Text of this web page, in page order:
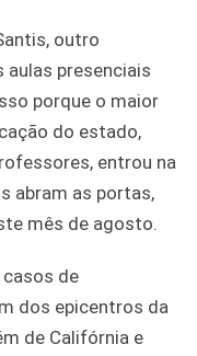
outro
aulas presenciais
porque o maior
do estado,
entrou na
abram as portas,
mês de agosto.
de
dos epicentros da
de Califórnia e